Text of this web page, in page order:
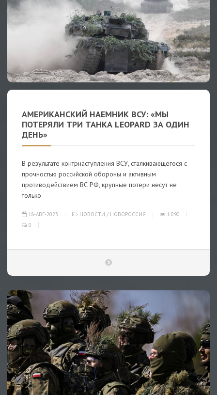
АМЕРИКАНСКИЙ НАЕМНИК ВСУ: «МЫ
ПОТЕРЯЛИ ТРИ ТАНКА LEOPARD ЗА ОДИН
ДЕНЬ»
В результате контрнаступления ВСУ, сталкивающегося с
прочностью российской обороны и активным
противодействием ВС РФ, крупные потери несут не
только
18-АВГ-2023 НОВОСТИ / НОВОРОССИЯ
1 090
0